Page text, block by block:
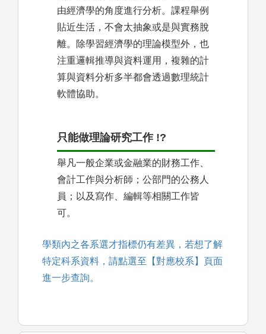
由經濟學的角度進行分析。課程舉例
貼近生活，不會太抽象或是與實務脫
離。除學習經濟學的理論模型外，也
注重邏輯推導與資料運用，複雜的計
算與資料分析多半都會透過數理統計
軟體協助。
只能做理論研究工作 !?
舉凡一般企業或金融業的財務工作、
會計工作與分析師；公部門的公務人
員；以及寫作、編輯等相關工作皆
可。
學類內之各系選才指標仍有差異，若想了解
特定科系資料，請點選至【對應校系】頁面
進一步查詢。